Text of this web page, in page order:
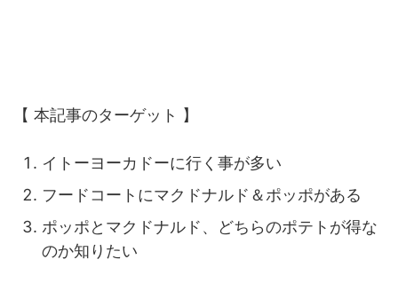
【 本記事のターゲット 】
イトーヨーカドーに行く事が多い
フードコートにマクドナルド＆ポッポがある
ポッポとマクドナルド、どちらのポテトが得な
のか知りたい